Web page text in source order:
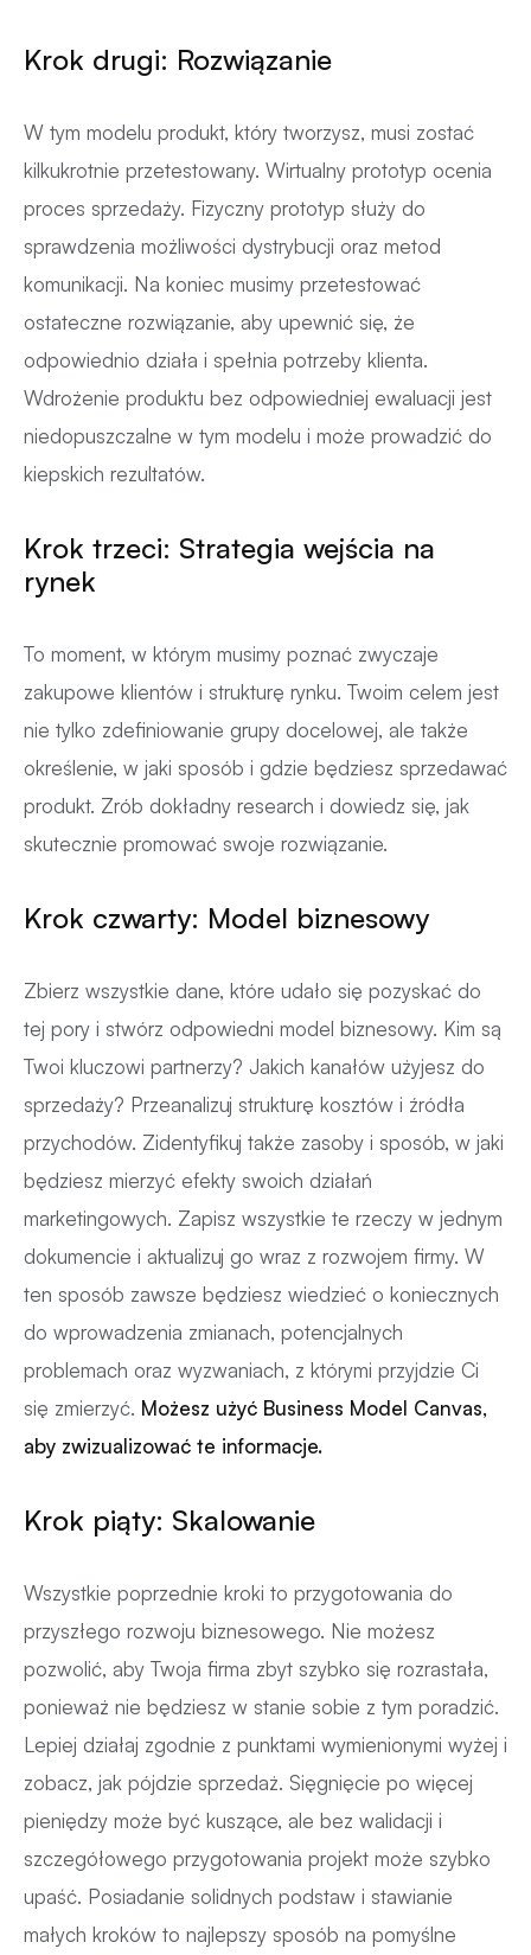
Krok drugi: Rozwiązanie
W tym modelu produkt, który tworzysz, musi zostać
kilkukrotnie przetestowany. Wirtualny prototyp ocenia
proces sprzedaży. Fizyczny prototyp służy do
sprawdzenia możliwości dystrybucji oraz metod
komunikacji. Na koniec musimy przetestować
ostateczne rozwiązanie, aby upewnić się, że
odpowiednio działa i spełnia potrzeby klienta.
Wdrożenie produktu bez odpowiedniej ewaluacji jest
niedopuszczalne w tym modelu i może prowadzić do
kiepskich rezultatów.
Krok trzeci: Strategia wejścia na
rynek
To moment, w którym musimy poznać zwyczaje
zakupowe klientów i strukturę rynku. Twoim celem jest
nie tylko zdefiniowanie grupy docelowej, ale także
określenie, w jaki sposób i gdzie będziesz sprzedawać
produkt. Zrób dokładny research i dowiedz się, jak
skutecznie promować swoje rozwiązanie.
Krok czwarty: Model biznesowy
Zbierz wszystkie dane, które udało się pozyskać do
tej pory i stwórz odpowiedni model biznesowy. Kim są
Twoi kluczowi partnerzy? Jakich kanałów użyjesz do
sprzedaży? Przeanalizuj strukturę kosztów i źródła
przychodów. Zidentyfikuj także zasoby i sposób, w jaki
będziesz mierzyć efekty swoich działań
marketingowych. Zapisz wszystkie te rzeczy w jednym
dokumencie i aktualizuj go wraz z rozwojem firmy. W
ten sposób zawsze będziesz wiedzieć o koniecznych
do wprowadzenia zmianach, potencjalnych
problemach oraz wyzwaniach, z którymi przyjdzie Ci
się zmierzyć. Możesz użyć Business Model Canvas,
aby zwizualizować te informacje.
Krok piąty: Skalowanie
Wszystkie poprzednie kroki to przygotowania do
przyszłego rozwoju biznesowego. Nie możesz
pozwolić, aby Twoja firma zbyt szybko się rozrastała,
ponieważ nie będziesz w stanie sobie z tym poradzić.
Lepiej działaj zgodnie z punktami wymienionymi wyżej i
zobacz, jak pójdzie sprzedaż. Sięgnięcie po więcej
pieniędzy może być kuszące, ale bez walidacji i
szczegółowego przygotowania projekt może szybko
upaść. Posiadanie solidnych podstaw i stawianie
małych kroków to najlepszy sposób na pomyślne